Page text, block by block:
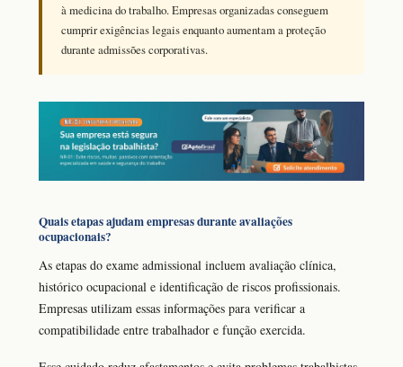
à medicina do trabalho. Empresas organizadas conseguem
cumprir exigências legais enquanto aumentam a proteção
durante admissões corporativas.
Quais etapas ajudam empresas durante avaliações
ocupacionais?
As etapas do exame admissional incluem avaliação clínica,
histórico ocupacional e identificação de riscos profissionais.
Empresas utilizam essas informações para verificar a
compatibilidade entre trabalhador e função exercida.